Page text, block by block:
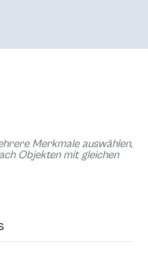
Merkmale auswählen,
Objekten mit gleichen